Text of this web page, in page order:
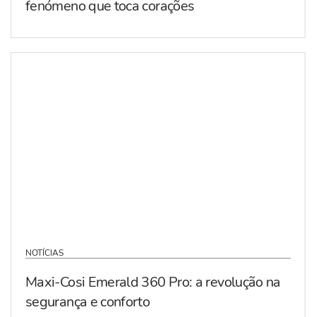
fenómeno que toca corações
NOTÍCIAS
Maxi-Cosi Emerald 360 Pro: a revolução na
segurança e conforto